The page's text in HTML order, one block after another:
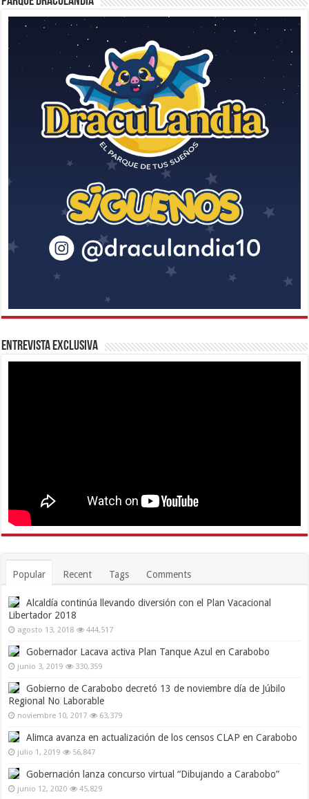
Entrevista Exclusiva
Popular Recent Tags Comments
Alcaldía continúa llevando diversión con el Plan Vacacional
Libertador 2018
agosto 13, 2018 444,517
Gobernador Lacava activa Plan Tanque Azul en Carabobo
junio 3, 2019 330,359
Gobierno de Carabobo decretó 13 de noviembre día de Júbilo
Regional No Laborable
noviembre 10, 2017 63,379
Alimca avanza en actualización de los censos CLAP en Carabobo
julio 1, 2019 56,847
Gobernación lanza concurso virtual “Dibujando a Carabobo”
junio 12, 2020 45,829